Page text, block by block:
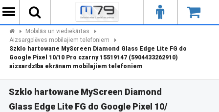
Mobilās un viediekārtas
Aizsargplēves mobilajiem telefoniem
Szklo hartowane MyScreen Diamond Glass Edge Lite FG do
Google Pixel 10/10 Pro czarny 15519147 (5904433262910)
aizsardzība ekrānam mobilajiem telefoniem
Szklo hartowane MyScreen Diamond
Glass Edge Lite FG do Google Pixel 10/